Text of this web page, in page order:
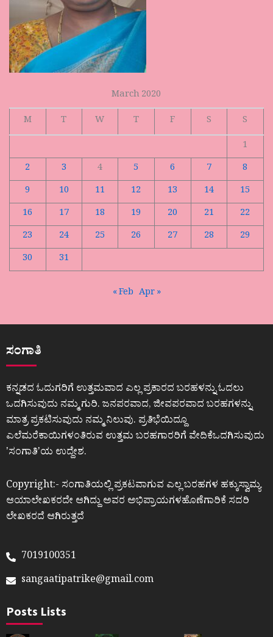
March 2020
M
T W T F S
S
1
2
3 4 5 6 7
8
9
10 11 12 13 14
15
16
17 18 19 20 21
22
23
24 25 26 27 28
29
30
31
« Feb Apr »
ಸಂಗಾತಿ
ಕನ್ನಡದ ಓದುಗರಿಗೆ ಉತ್ತಮವಾದ ಎಲ್ಲ ಪ್ರಕಾರದ ಬರಹಳನ್ನು ಓದಲು
ಒದಗಿಸುವುದು ನಮ್ಮ ಗುರಿ. ಜನಪರವಾದ, ಜೀವಪರವಾದ ಬರಹಗಳನ್ನು
ಮಾತ್ರ ಪ್ರಕಟಿಸುವುದು ನಮ್ಮ ನಿಲುವು. ಪ್ರತಿಭೆಯಿದ್ದೂ
ಎಲೆಮರೆಕಾಯಿಗಳಂತಿರುವ ಉತ್ತಮ ಬರಹಗಾರರಿಗೆ ವೇದಿಕೆಒದಗಿಸುವುದು
ʼಸಂಗಾತಿʼಯ ಉದ್ದೇಶ.
Copyright:- ಸಂಗಾತಿಯಲ್ಲಿ ಪ್ರಕಟವಾಗುವ ಎಲ್ಲ ಬರಹಗಳ ಹಕ್ಕುಸ್ವಾಮ್ಯ
ಆಯಾಲೇಖಕರದೇ ಆಗಿದ್ದು ಅವರ ಅಭಿಪ್ರಾಯಗಳಹೊಣೆಗಾರಿಕೆ ಸದರಿ
ಲೇಖಕರದೆ ಆಗಿರುತ್ತದೆ
7019100351
sangaatipatrike@gmail.com
Posts Lists